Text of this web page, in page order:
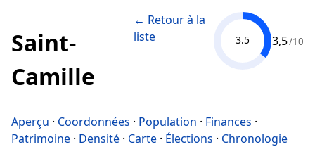
Saint-
Camille
← Retour à la
liste
3.5 3,5/10
Aperçu · Coordonnées · Population · Finances ·
Patrimoine · Densité · Carte · Élections · Chronologie